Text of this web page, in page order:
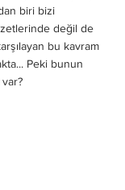
biri bizi
değil de
bu kavram
Peki bunun